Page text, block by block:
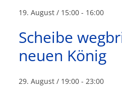
19. August / 15:00 - 16:00
Scheibe
neuen König
29. August / 19:00 -23:00